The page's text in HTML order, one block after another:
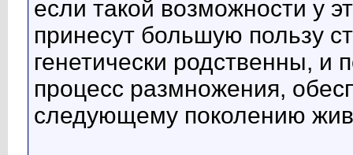
если такой возможности у
принесут большую пользу
генетически родственны, и
процесс размножения,
следующему поколению